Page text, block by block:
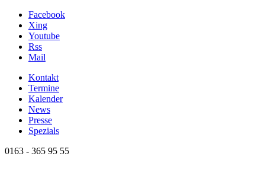
Facebook
Xing
Youtube
Rss
Mail
Kontakt
Termine
Kalender
News
Presse
Spezials
0163 - 365 95 55